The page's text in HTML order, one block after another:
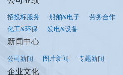
招投标服务 船舶&电子 劳务合作
化工&环保
发电&设备
新闻中心
公司新闻 图片新闻 专题新闻
企业文化